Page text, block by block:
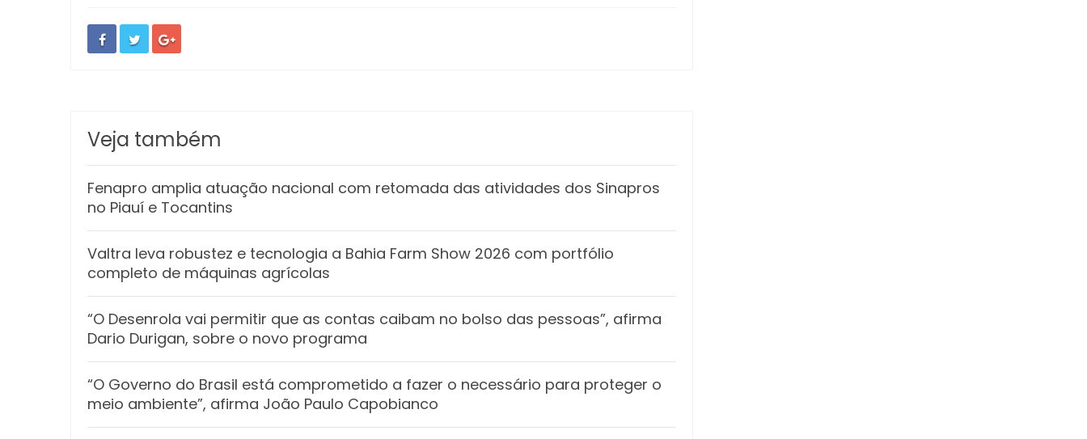
Veja também
Fenapro amplia atuação nacional com retomada das atividades dos Sinapros
no Piauí e Tocantins
Valtra leva robustez e tecnologia a Bahia Farm Show 2026 com portfólio
completo de máquinas agrícolas
“O Desenrola vai permitir que as contas caibam no bolso das pessoas”, afirma
Dario Durigan, sobre o novo programa
“O Governo do Brasil está comprometido a fazer o necessário para proteger o
meio ambiente”, afirma João Paulo Capobianco